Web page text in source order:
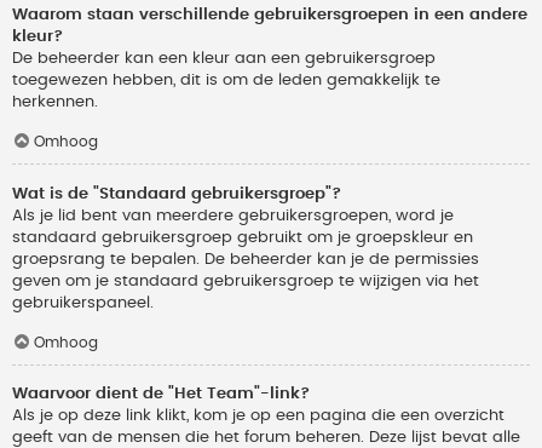
Waarom staan verschillende gebruikersgroepen in een andere
kleur?
De beheerder kan een kleur aan een gebruikersgroep
toegewezen hebben, dit is om de leden gemakkelijk te
herkennen.
Omhoog
Wat is de "Standaard gebruikersgroep"?
Als je lid bent van meerdere gebruikersgroepen, word je
standaard gebruikersgroep gebruikt om je groepskleur en
groepsrang te bepalen. De beheerder kan je de permissies
geven om je standaard gebruikersgroep te wijzigen via het
gebruikerspaneel.
Omhoog
Waarvoor dient de "Het Team"-link?
Als je op deze link klikt, kom je op een pagina die een overzicht
geeft van de mensen die het forum beheren. Deze lijst bevat alle